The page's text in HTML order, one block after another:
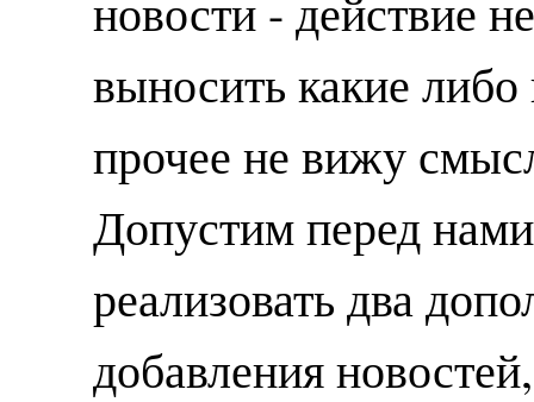
выносить какие
прочее не вижу
Допустим перед нами
реализовать два
добавления